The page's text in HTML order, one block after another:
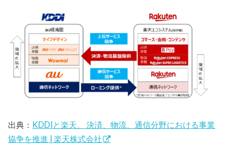
出典： KDDIと楽天、 決済、物流、通信分野における事業
協争を推進 | 楽天株式会社